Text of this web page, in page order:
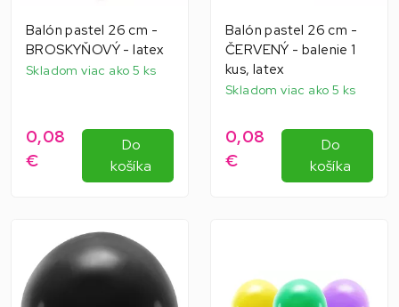
Balón pastel 26 cm -
BROSKYŇOVÝ - latex
Skladom viac ako 5 ks
0,08
€
Do
košíka
Balón pastel 26 cm -
ČERVENÝ - balenie 1
kus, latex
Skladom viac ako 5 ks
0,08
€
Do
košíka